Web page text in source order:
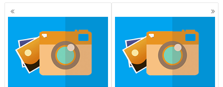
Navigazione
articoli